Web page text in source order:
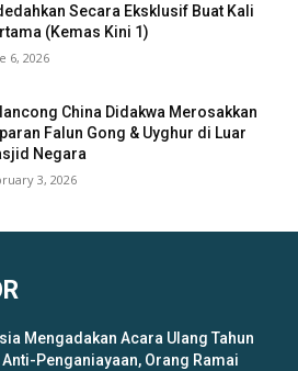
Secara Eksklusif Buat Kali
(Kemas Kini 1)
6, 2026
China Didakwa Merosakkan
Falun Gong & Uyghur di Luar
Negara
3, 2026
Mengadakan Acara Ulang Tahun
Anti-Penganiayaan, Orang Ramai